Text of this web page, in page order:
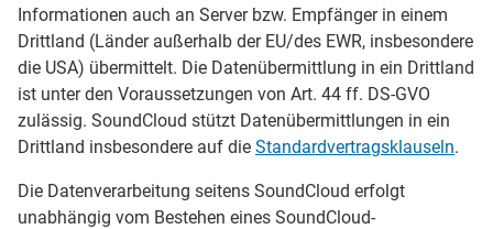
Informationen auch an Server bzw. Empfänger in einem
Drittland (Länder außerhalb der EU/des EWR, insbesondere
die USA) übermittelt. Die Datenübermittlung in ein Drittland
ist unter den Voraussetzungen von Art. 44 ff. DS-GVO
zulässig. SoundCloud stützt Datenübermittlungen in ein
Drittland insbesondere auf die Standardvertragsklauseln.
Die Datenverarbeitung seitens SoundCloud erfolgt
unabhängig vom Bestehen eines SoundCloud-